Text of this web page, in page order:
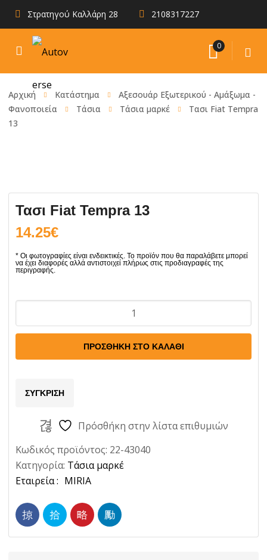
Στρατηγού Καλλάρη 28 2108317227
0
Αρχική Κατάστημα
Αξεσουάρ Εξωτερικού - Αμάξωμα -
Φανοποιεία
Tάσια Τάσια μαρκέ
Τασι Fiat Tempra
13
Τασι Fiat Tempra 13
14.25€
Fiat
13
ΠΡΟΣΘΉΚΗ ΣΤΟ ΚΑΛΆΘΙ
ΣΎΓΚΡΙΣΗ
Πρόσθήκη στην λίστα επιθυμιών
Κωδικός προϊόντος: 22-43040
Κατηγορία: Τάσια μαρκέ
Ετικέτα:
MIRIA